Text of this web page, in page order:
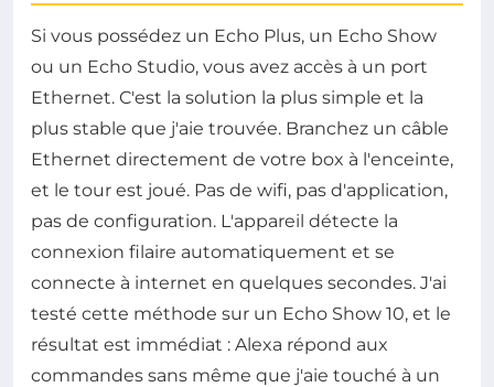
Si vous possédez un Echo Plus, un Echo Show
ou un Echo Studio, vous avez accès à un port
Ethernet. C'est la solution la plus simple et la
plus stable que j'aie trouvée. Branchez un câble
Ethernet directement de votre box à l'enceinte,
et le tour est joué. Pas de wifi, pas d'application,
pas de configuration. L'appareil détecte la
connexion filaire automatiquement et se
connecte à internet en quelques secondes. J'ai
testé cette méthode sur un Echo Show 10, et le
résultat est immédiat : Alexa répond aux
commandes sans même que j'aie touché à un